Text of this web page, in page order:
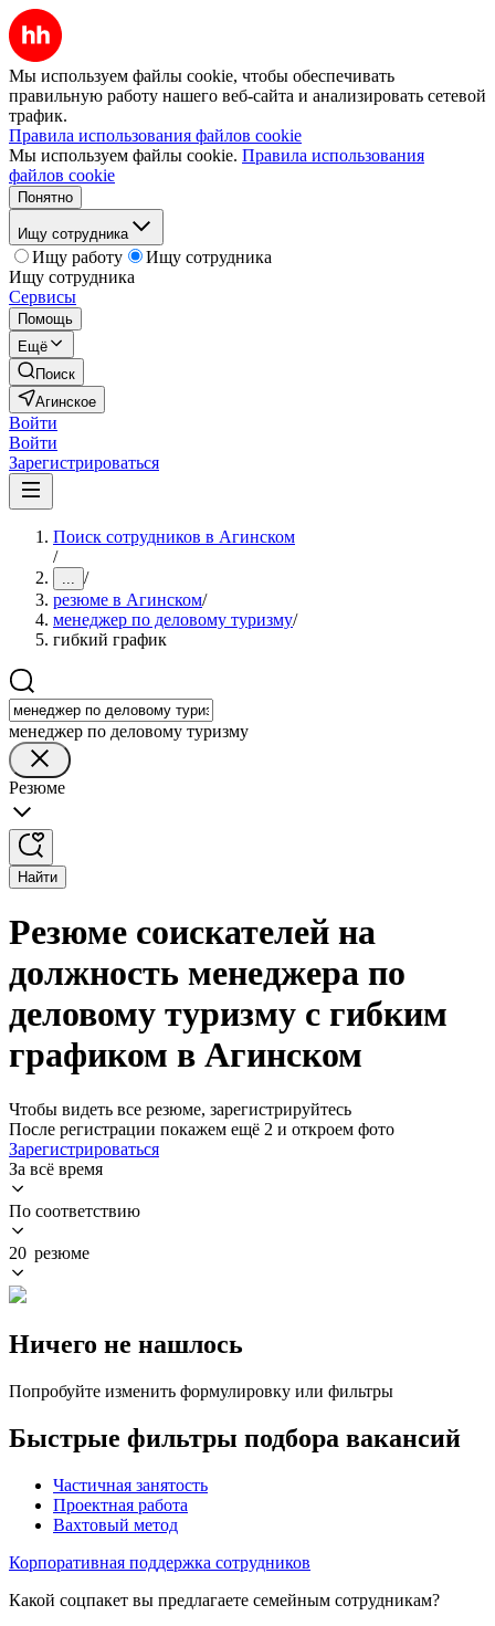
Мы используем файлы cookie, чтобы обеспечивать
правильную работу нашего веб-сайта и анализировать сетевой
трафик.
Правила использования файлов cookie
Мы используем файлы cookie. Правила использования
файлов cookie
Понятно
Ищу сотрудника
Ищу работу
Ищу сотрудника
Ищу сотрудника
Сервисы
Помощь
Ещё
Поиск
Агинское
Войти
Войти
Зарегистрироваться
Поиск сотрудников в Агинском
/
... /
резюме в Агинском/
менеджер по деловому туризму/
гибкий график
менеджер по деловому туризму
Резюме
Найти
Резюме соискателей на
должность менеджера по
деловому туризму с гибким
графиком в Агинском
Чтобы видеть все резюме, зарегистрируйтесь
После регистрации покажем ещё 2 и откроем фото
Зарегистрироваться
За всё время
По соответствию
20 резюме
Ничего не нашлось
Попробуйте изменить формулировку или фильтры
Быстрые фильтры подбора вакансий
Частичная занятость
Проектная работа
Вахтовый метод
Корпоративная поддержка сотрудников
Какой соцпакет вы предлагаете семейным сотрудникам?